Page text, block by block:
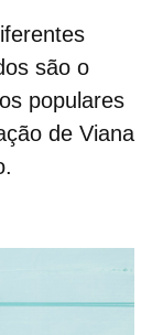
são o
populares
de Viana